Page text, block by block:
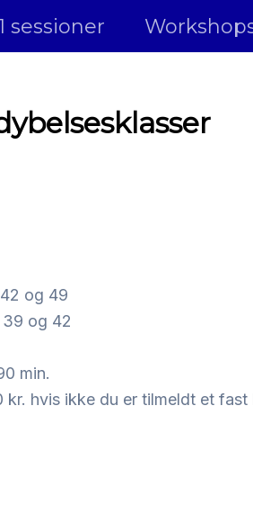
sessioner
og 49
39 og 42
min.
hvis ikke du er tilmeldt et